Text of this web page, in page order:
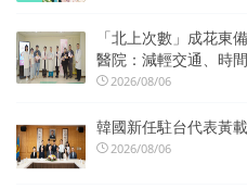
「北上次數」成花東
醫院：減輕交通、時
2026/08/06
韓國新任駐台代表黃
2026/08/06